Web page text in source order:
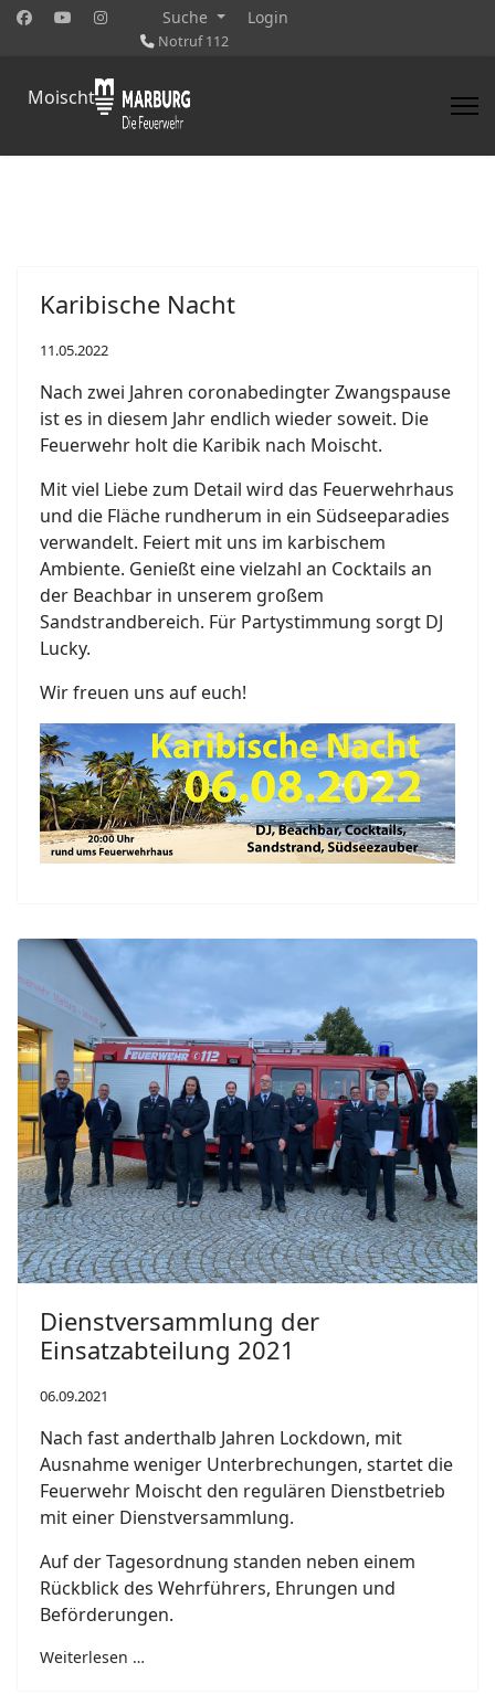
Suche Login
Notruf 112
Moischt
Karibische Nacht
11.05.2022
Nach zwei Jahren coronabedingter Zwangspause
ist es in diesem Jahr endlich wieder soweit. Die
Feuerwehr holt die Karibik nach Moischt.
Mit viel Liebe zum Detail wird das Feuerwehrhaus
und die Fläche rundherum in ein Südseeparadies
verwandelt. Feiert mit uns im karbischem
Ambiente. Genießt eine vielzahl an Cocktails an
der Beachbar in unserem großem
Sandstrandbereich. Für Partystimmung sorgt DJ
Lucky.
Wir freuen uns auf euch!
Dienstversammlung der
Einsatzabteilung 2021
06.09.2021
Nach fast anderthalb Jahren Lockdown, mit
Ausnahme weniger Unterbrechungen, startet die
Feuerwehr Moischt den regulären Dienstbetrieb
mit einer Dienstversammlung.
Auf der Tagesordnung standen neben einem
Rückblick des Wehrführers, Ehrungen und
Beförderungen.
Weiterlesen …